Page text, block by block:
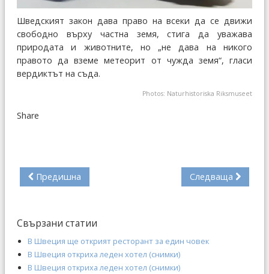
Шведският закон дава право на всеки да се движи
свободно върху частна земя, стига да уважава
природата и животните, но „не дава на никого
правото да вземе метеорит от чужда земя“, гласи
вердиктът на съда.
Photos: Naturhistoriska Riksmuseet
Share
Предишна Следваща
Свързани статии
В Швеция ще открият ресторант за един човек
В Швеция откриха леден хотел (снимки)
В Швеция откриха леден хотел (снимки)